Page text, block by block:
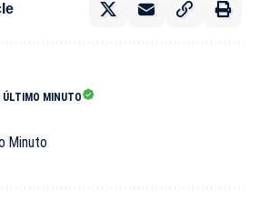
ÚLTIMO MINUTO
Minuto